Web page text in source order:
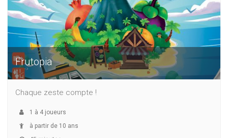
Frutopia
Chaque zeste compte !
1 à 4 joueurs
à partir de 10 ans